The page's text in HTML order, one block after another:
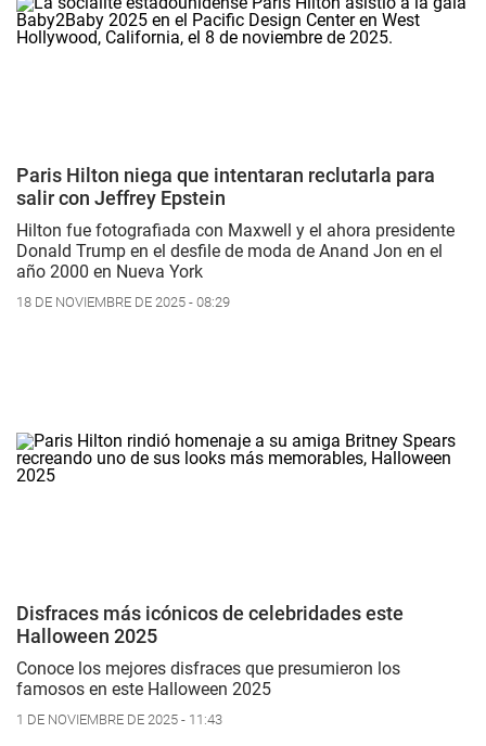
Paris Hilton niega que intentaran reclutarla para
salir con Jeffrey Epstein
Hilton fue fotografiada con Maxwell y el ahora presidente
Donald Trump en el desfile de moda de Anand Jon en el
año 2000 en Nueva York
18 DE NOVIEMBRE DE 2025 - 08:29
Disfraces más icónicos de celebridades este
Halloween 2025
Conoce los mejores disfraces que presumieron los
famosos en este Halloween 2025
1 DE NOVIEMBRE DE 2025 - 11:43